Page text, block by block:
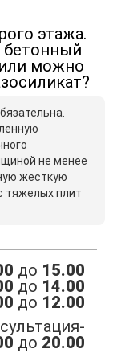
этажа.
бетонный
можно
не менее
жесткую
тяжелых плит
до 15.00
до 14.00
до 12.00
до 20.00